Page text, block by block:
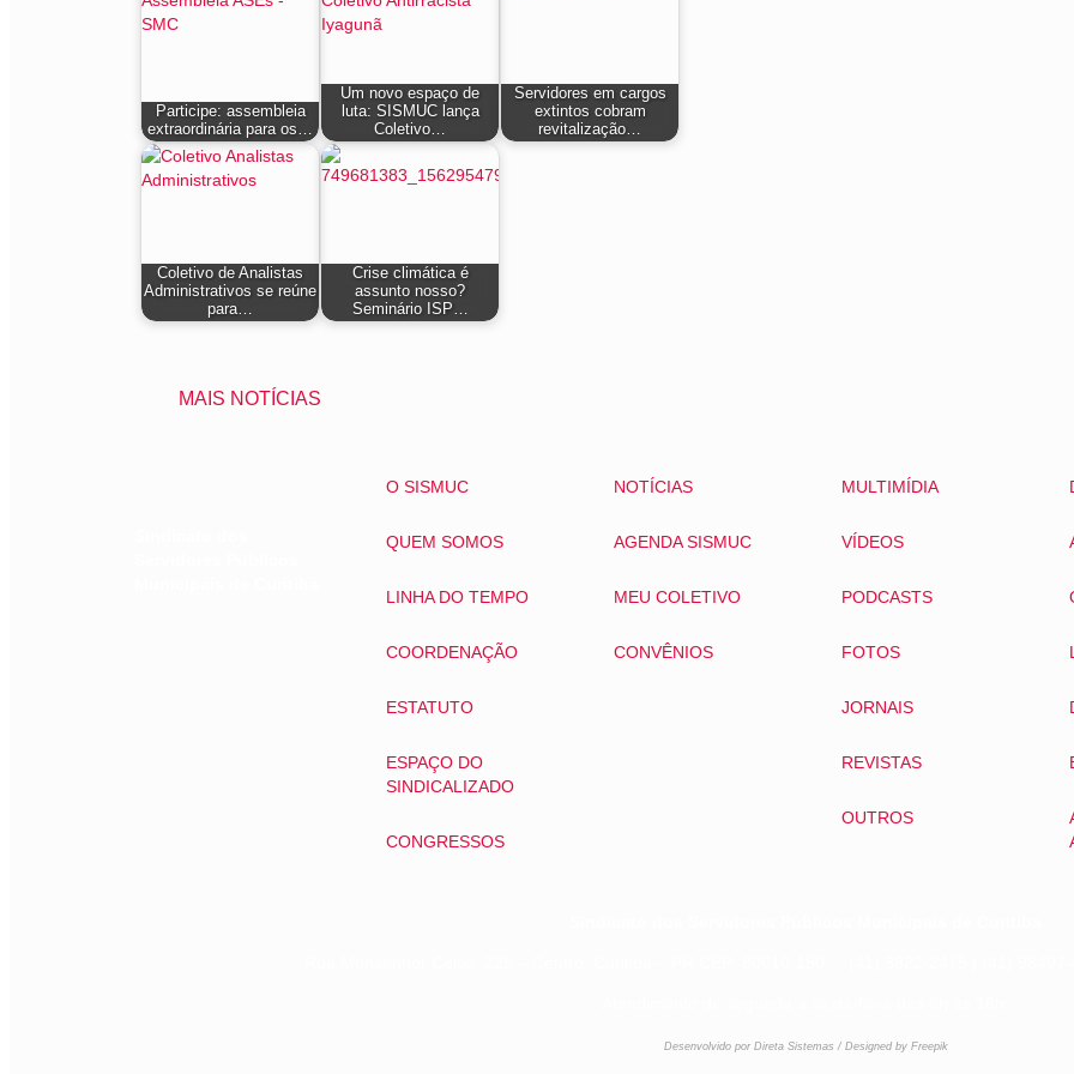
Participe: assembleia
extraordinária para os…
Um novo espaço de
luta: SISMUC lança
Coletivo…
Servidores em cargos
extintos cobram
revitalização…
Coletivo de Analistas
Administrativos se reúne
para…
Crise climática é
assunto nosso?
Seminário ISP…
MAIS NOTÍCIAS
O SISMUC
QUEM SOMOS
LINHA DO TEMPO
COORDENAÇÃO
ESTATUTO
ESPAÇO DO
SINDICALIZADO
CONGRESSOS
NOTÍCIAS
AGENDA SISMUC
MEU COLETIVO
CONVÊNIOS
MULTIMÍDIA
VÍDEOS
PODCASTS
FOTOS
JORNAIS
REVISTAS
OUTROS
Desenvolvido por Direta Sistemas / Designed by Freepik